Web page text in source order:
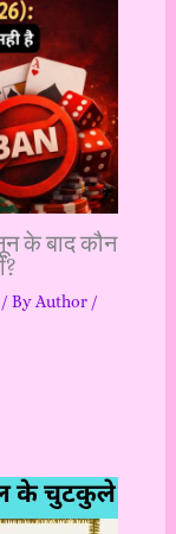
के बाद कौन
ByAuthor /